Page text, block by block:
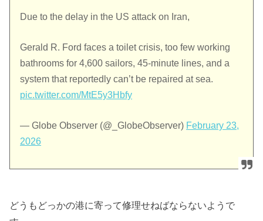
Due to the delay in the US attack on Iran,
Gerald R. Ford faces a toilet crisis, too few working
bathrooms for 4,600 sailors, 45-minute lines, and a
system that reportedly can’t be repaired at sea.
pic.twitter.com/MtE5y3Hbfy
— Globe Observer (@_GlobeObserver) February 23,
2026
どうもどっかの港に寄って修理せねばならないようで